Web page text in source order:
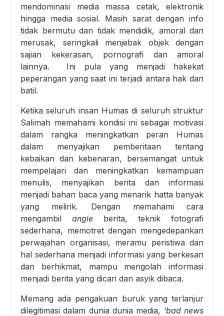
mendominasi media massa cetak, elektronik
hingga media sosial. Masih sarat dengan info
tidak bermutu dan tidak mendidik, amoral dan
merusak, seringkali menjebak objek dengan
sajian kekerasan, pornografi dan amoral
lainnya. Ini pula yang menjadi hakekat
peperangan yang saat ini terjadi antara hak dan
batil.
Ketika seluruh insan Humas di seluruh struktur
Salimah memahami kondisi ini sebagai motivasi
dalam rangka meningkatkan peran Humas
dalam menyajikan pemberitaan tentang
kebaikan dan kebenaran, bersemangat untuk
mempelajari dan meningkatkan kemampuan
menulis, menyajikan berita dan informasi
menjadi bahan baca yang menarik hatta banyak
yang melirik. Dengan memahami cara
mengambil angle berita, teknik fotografi
sederhana, memotret dengan mengedepankan
perwajahan organisasi, meramu peristiwa dan
hal sederhana menjadi informasi yang berkesan
dan berhikmat, mampu mengolah informasi
menjadi berita yang dicari dan asyik dibaca.
Memang ada pengakuan buruk yang terlanjur
dilegitimasi dalam dunia dunia media, ‘bad news